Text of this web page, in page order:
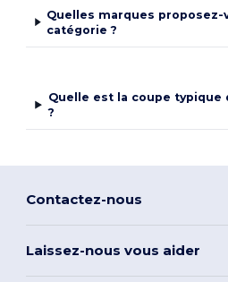
Quelles marques proposez-
catégorie ?
Quelle est la coupe typique
?
Contactez-nous
Laissez-nous vous aider